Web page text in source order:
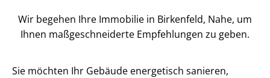
Wir begehen Ihre Immobilie in Birkenfeld, Nahe, um
Ihnen maß­ge­schnei­der­te Empfehlungen zu geben.
Sie möchten Ihr Gebäude energetisch sanieren,